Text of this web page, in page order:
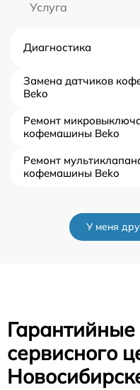
Услуга
Диагностика
Замена датчиков
Beko
Ремонт
кофемашины Beko
Ремонт
кофемашины Beko
У меня
Гарантийные
сервисного